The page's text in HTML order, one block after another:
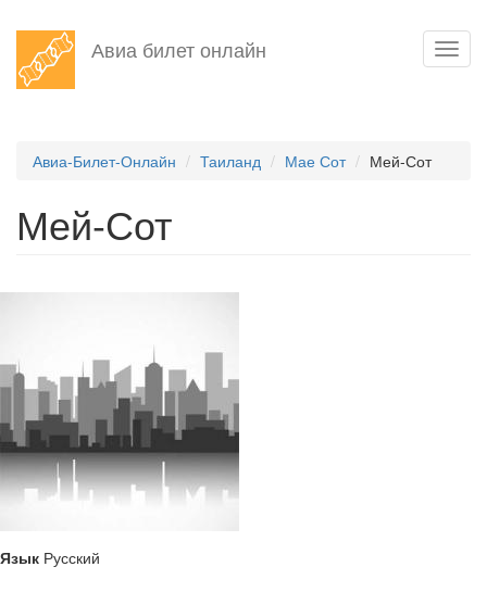
Перейти
основному
Авиа билет онлайн
Авиа-Билет-Онлайн Таиланд Мае Сот Мей-Сот
Мей-Сот
Язык Русский